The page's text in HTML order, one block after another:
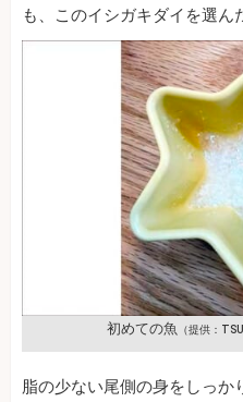
も、このイシガキダイを選ん
初めての魚 （提供：
脂の少ない尾側の身をしっか